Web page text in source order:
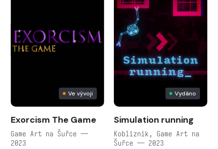
Ve vývoji
Exorcism The Game
Game Art na Šuřce —
2023
Vydáno
Simulation running
Kobliznik, Game Art na
Šuřce — 2023